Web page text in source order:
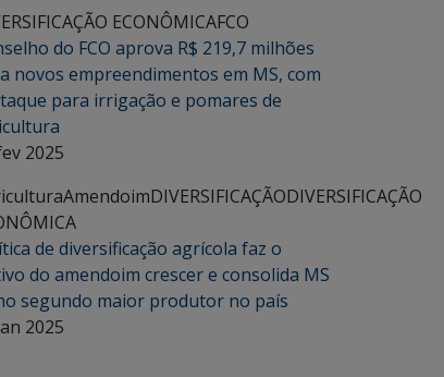
ECONÔMICAFCO
do FCO aprova R$ 219,7 milhões
novos empreendimentos em MS, com
para irrigação e pomares de
2025
AmendoimDIVERSIFICAÇÃODIVERSIFICAÇÃO
de diversificação agrícola faz o
do amendoim crescer e consolida MS
segundo maior produtor no país
2025